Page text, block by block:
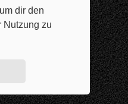
dir den
Nutzung zu